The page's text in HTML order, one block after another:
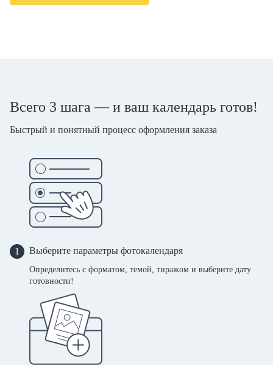
Всего 3 шага — и ваш календарь готов!
Быстрый и понятный процесс оформления заказа
1 Выберите параметры фотокалендаря
Определитесь с форматом, темой, тиражом и выберите дату
готовности!